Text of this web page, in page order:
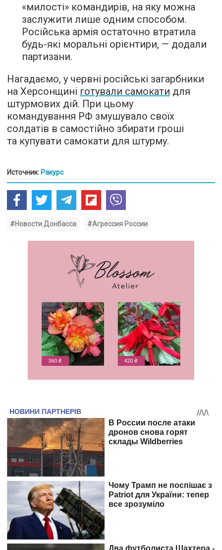
«милості» командирів, на яку можна
заслужити лише одним способом.
Російська армія остаточно втратила
будь-які моральні орієнтири, — додали
партизани.
Нагадаємо, у червні російські загарбники
на Херсонщині готували самокати для
штурмових дій. При цьому
командування РФ змушувало своїх
солдатів в самостійно збирати гроші
та купувати самокати для штурму.
Источник: Ракурс
#Новости Донбасса #Агрессия России